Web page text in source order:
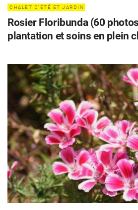
Rosier Floribunda (60
plantation et soins en plein
CHALET D'ÉTÉ ET JARDIN